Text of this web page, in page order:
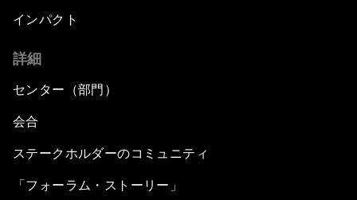
インパクト
詳細
センター（部門）
会合
ステークホルダーのコミュニティ
「フォーラム・ストーリー」